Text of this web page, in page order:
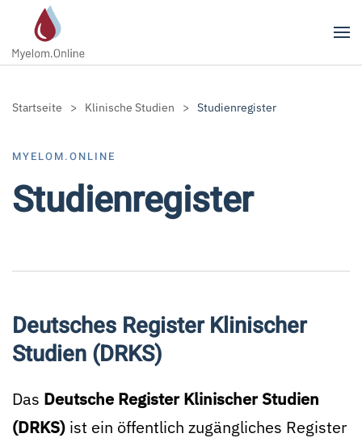
Zum Hauptinhalt springen
Startseite Klinische Studien Studienregister
MYELOM.ONLINE
Studienregister
Deutsches Register Klinischer
Studien (DRKS)
Das Deutsche Register Klinischer Studien
(DRKS) ist ein öffentlich zugängliches Register